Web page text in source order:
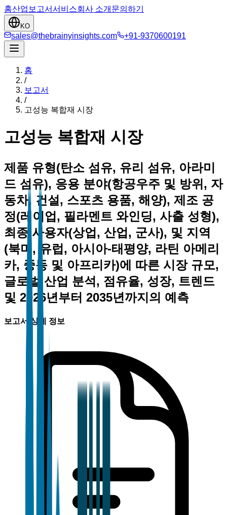
홈산업 보고서서비스회사 소개 문의하기
KO
sales@thebrainyinsights.com +91-9370600191
홈
/
보고서
/
고성능 복합재 시장
고성능 복합재 시장
제품 유형(탄소 섬유, 유리 섬유, 아라미
드 섬유), 응용 분야(항공우주 및 방위, 자
동차, 건설, 스포츠 용품, 해양), 제조 공
정(레이업, 필라멘트 와인딩, 사출 성형),
최종 사용자(상업, 산업, 군사), 및 지역
(북미, 유럽, 아시아-태평양, 라틴 아메리
카, 중동 및 아프리카)에 따른 시장 규모,
글로벌 산업 분석, 점유율, 성장, 트렌드
및 2026년부터 2035년까지의 예측
보고서 상세 정보